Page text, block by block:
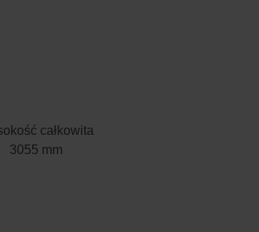
całkowita
3055 mm